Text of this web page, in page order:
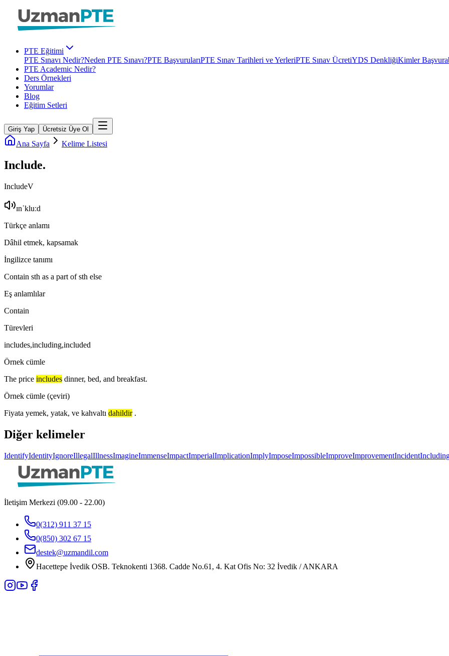
PTE Eğitimi
PTE Sınavı Nedir?Neden PTE Sınavı?PTE BaşvurularıPTE Sınav Tarihleri ve YerleriPTE Sınav ÜcretiYDS DenkliğiKimler
PTE Academic Nedir?
Ders Örnekleri
Yorumlar
Blog
Eğitim Setleri
Giriş Yap Ücretsiz Üye Ol
Ana Sayfa Kelime Listesi
Include.
IncludeV
ɪnˈkluːd
Türkçe anlamı
Dâhil etmek, kapsamak
İngilizce tanımı
Contain sth as a part of sth else
Eş anlamlılar
Contain
Türevleri
includes,including,included
Örnek cümle
The price includes dinner, bed, and breakfast.
Örnek cümle (çeviri)
Fiyata yemek, yatak, ve kahvaltı dahildir .
Diğer kelimeler
IdentifyIdentityIgnoreIllegalIllnessImagineImmenseImpactImperialImplicationImplyImposeImpossibleImproveImprovementIncident
İletişim Merkezi (09.00 - 22.00)
0(312) 911 37 15
0(850) 302 67 15
destek@uzmandil.com
Hacettepe İvedik OSB. Teknokenti 1368. Cadde No.61, 4. Kat Ofis No: 32 İvedik / ANKARA